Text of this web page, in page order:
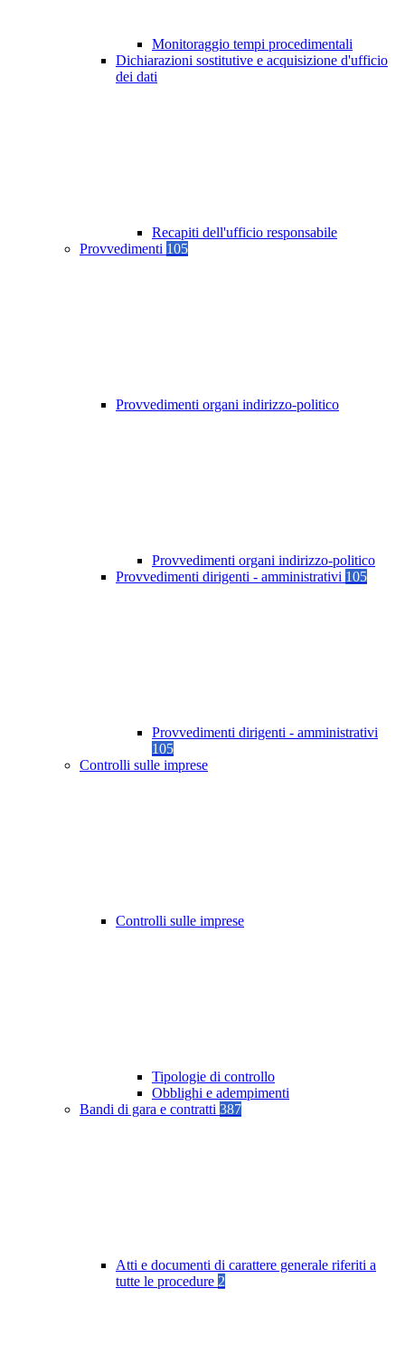
Monitoraggio tempi procedimentali
Dichiarazioni sostitutive e acquisizione d'ufficio
dei dati
Recapiti dell'ufficio responsabile
Provvedimenti 105
Provvedimenti organi indirizzo-politico
Provvedimenti organi indirizzo-politico
Provvedimenti dirigenti - amministrativi 105
Provvedimenti dirigenti - amministrativi
105
Controlli sulle imprese
Controlli sulle imprese
Tipologie di controllo
Obblighi e adempimenti
Bandi di gara e contratti 387
Atti e documenti di carattere generale riferiti a
tutte le procedure 2